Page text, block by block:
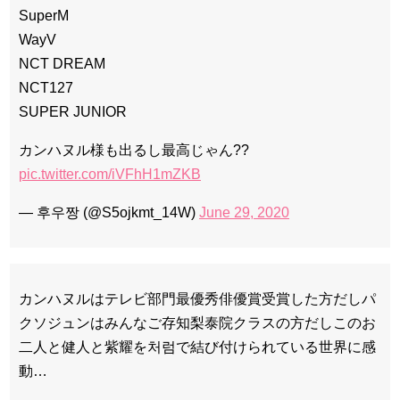
SuperM
WayV
NCT DREAM
NCT127
SUPER JUNIOR
カンハヌル様も出るし最高じゃん??
pic.twitter.com/iVFhH1mZKB
— 후우짱 (@S5ojkmt_14W) June 29, 2020
カンハヌルはテレビ部門最優秀俳優賞受賞した方だしパ
クソジュンはみんなご存知梨泰院クラスの方だしこのお
二人と健人と紫耀を처럼で結び付けられている世界に感
動…